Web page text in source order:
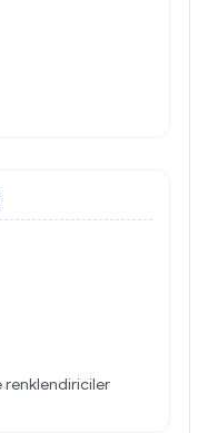
renklendiriciler